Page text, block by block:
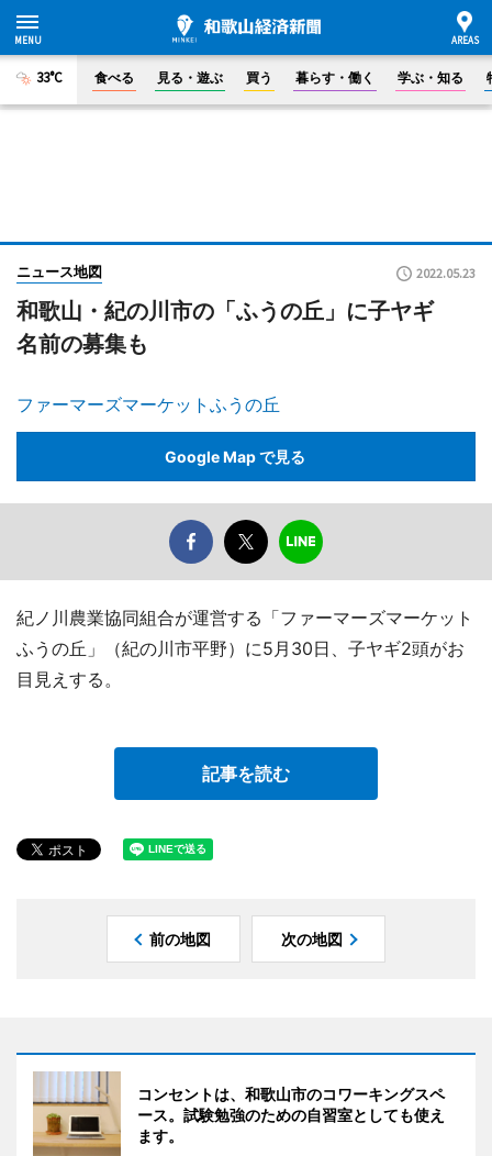
33°C 食べる 見る・遊ぶ 買う 暮らす・働く 学ぶ・知る
ニュース地図 2022.05.23
和歌山・紀の川市の「ふうの丘」に子ヤギ
名前の募集も
ファーマーズマーケットふうの丘
Google Map で見る
紀ノ川農業協同組合が運営する「ファーマーズマーケット
ふうの丘」（紀の川市平野）に5月30日、子ヤギ2頭がお
目見えする。
記事を読む
前の地図 次の地図
コンセントは、和歌山市のコワーキングスペ
ース。試験勉強のための自習室としても使え
ます。